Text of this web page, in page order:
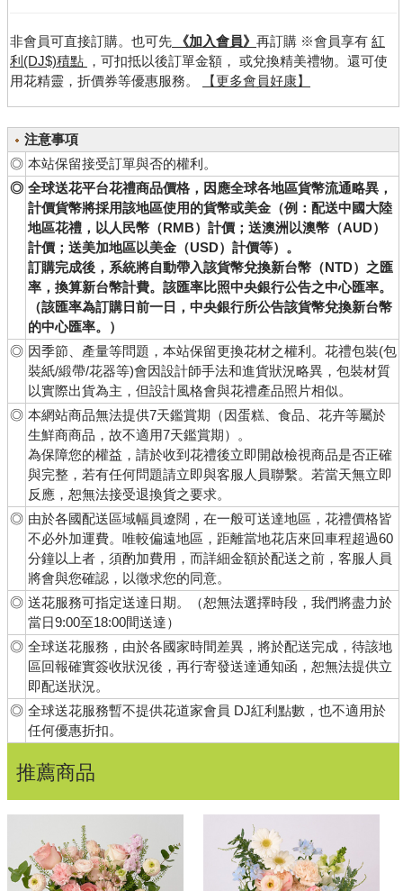
非會員可直接訂購。也可先 《加入會員》 再訂購 ※會員享有 紅
利(DJ$)積點 ，可扣抵以後訂單金額， 或兌換精美禮物。還可使
用花精靈，折價券等優惠服務。
【更多會員好康】
注意事項
◎ 本站保留接受訂單與否的權利。
◎ 全球送花平台花禮商品價格，因應全球各地區貨幣流通略異，
計價貨幣將採用該地區使用的貨幣或美金（例：配送中國大陸
地區花禮，以人民幣（RMB）計價；送澳洲以澳幣（AUD）
計價；送美加地區以美金（USD）計價等）。
訂購完成後，系統將自動帶入該貨幣兌換新台幣（NTD）之匯
率，換算新台幣計費。該匯率比照中央銀行公告之中心匯率。
（該匯率為訂購日前一日，中央銀行所公告該貨幣兌換新台幣
的中心匯率。）
◎ 因季節、產量等問題，本站保留更換花材之權利。花禮包裝(包
裝紙/緞帶/花器等)會因設計師手法和進貨狀況略異，包裝材質
以實際出貨為主，但設計風格會與花禮產品照片相似。
◎ 本網站商品無法提供7天鑑賞期（因蛋糕、食品、花卉等屬於
生鮮商商品，故不適用7天鑑賞期）。
為保障您的權益，請於收到花禮後立即開啟檢視商品是否正確
與完整，若有任何問題請立即與客服人員聯繫。若當天無立即
反應，恕無法接受退換貨之要求。
◎ 由於各國配送區域幅員遼闊，在一般可送達地區，花禮價格皆
不必外加運費。唯較偏遠地區，距離當地花店來回車程超過60
分鐘以上者，須酌加費用，而詳細金額於配送之前，客服人員
將會與您確認，以徵求您的同意。
◎ 送花服務可指定送達日期。（恕無法選擇時段，我們將盡力於
當日9:00至18:00間送達）
◎ 全球送花服務，由於各國家時間差異，將於配送完成，待該地
區回報確實簽收狀況後，再行寄發送達通知函，恕無法提供立
即配送狀況。
◎ 全球送花服務暫不提供花道家會員 DJ紅利點數，也不適用於
任何優惠折扣。
推薦商品